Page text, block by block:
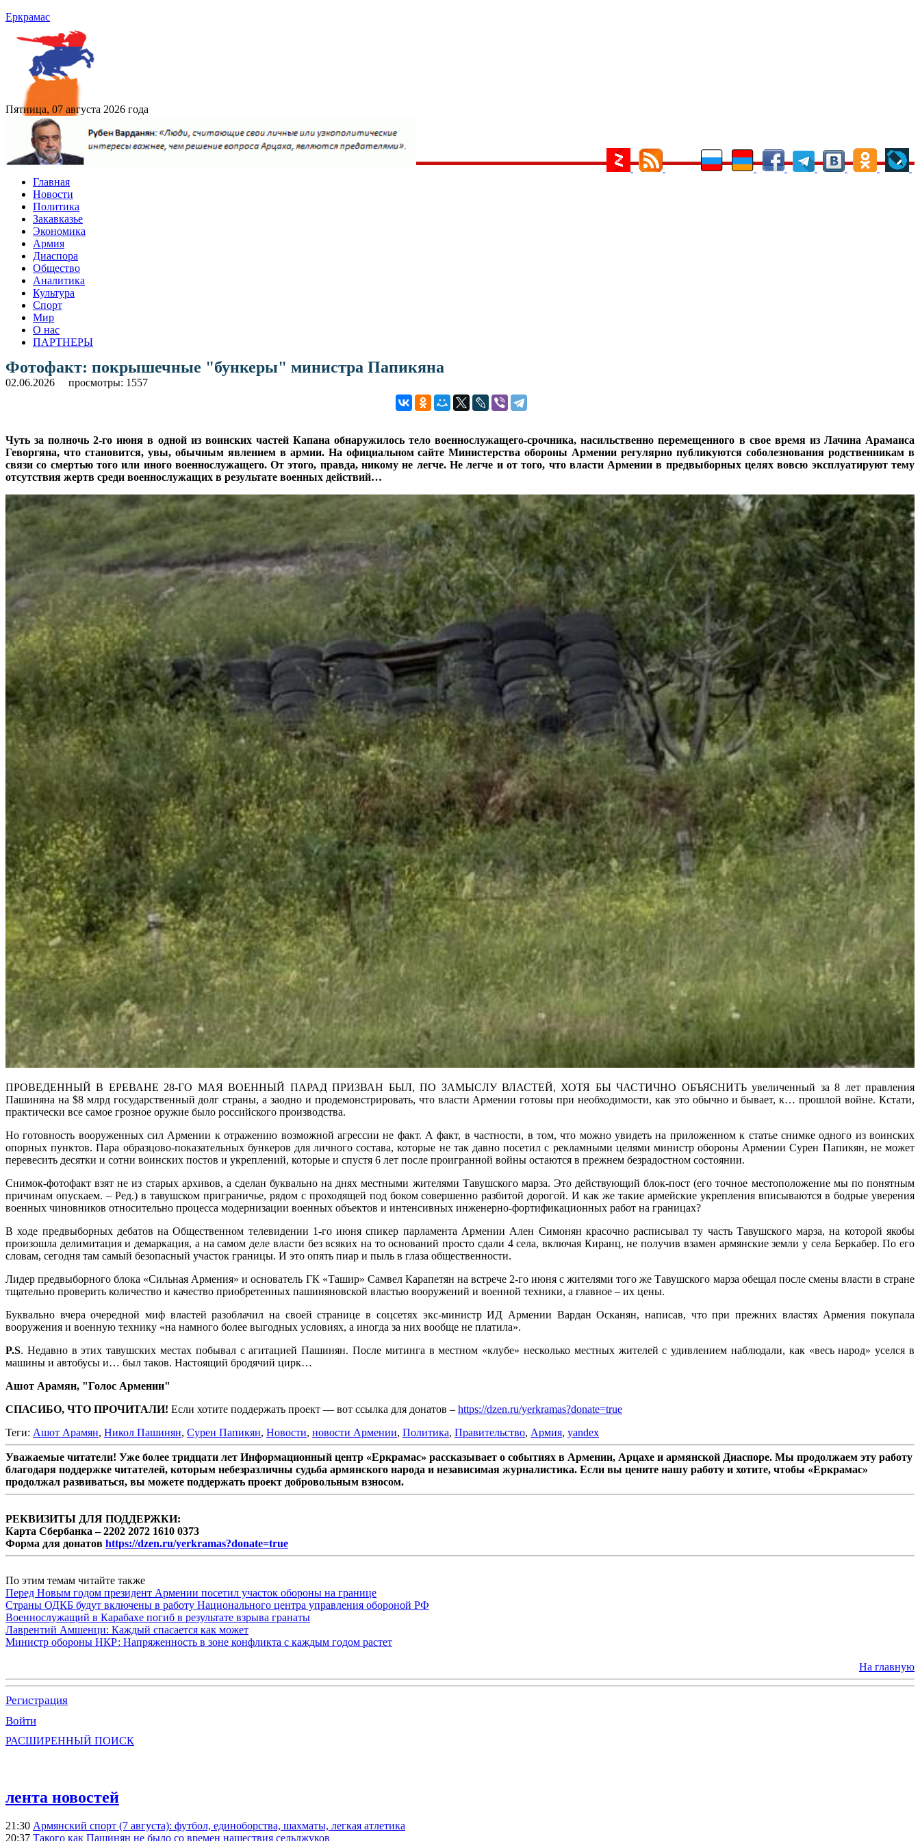
Еркрамас
Пятница, 07 августа 2026 года
Главная
Новости
Политика
Закавказье
Экономика
Армия
Диаспора
Общество
Аналитика
Культура
Спорт
Мир
О нас
ПАРТНЕРЫ
Фотофакт: покрышечные "бункеры" министра Папикяна
02.06.2026 просмотры: 1557
Чуть за полночь 2-го июня в одной из воинских частей Капана обнаружилось тело военнослужащего-срочника, насильственно перемещенного в свое время из Лачина Арамаиса
Геворгяна, что становится, увы, обычным явлением в армии. На официальном сайте Министерства обороны Армении регулярно публикуются соболезнования родственникам в
связи со смертью того или иного военнослужащего. От этого, правда, никому не легче. Не легче и от того, что власти Армении в предвыборных целях вовсю эксплуатируют тему
отсутствия жертв среди военнослужащих в результате военных действий…
ПРОВЕДЕННЫЙ В ЕРЕВАНЕ 28-ГО МАЯ ВОЕННЫЙ ПАРАД ПРИЗВАН БЫЛ, ПО ЗАМЫСЛУ ВЛАСТЕЙ, ХОТЯ БЫ ЧАСТИЧНО ОБЪЯСНИТЬ увеличенный за 8 лет правления
Пашиняна на $8 млрд государственный долг страны, а заодно и продемонстрировать, что власти Армении готовы при необходимости, как это обычно и бывает, к… прошлой войне. Кстати,
практически все самое грозное оружие было российского производства.
Но готовность вооруженных сил Армении к отражению возможной агрессии не факт. А факт, в частности, в том, что можно увидеть на приложенном к статье снимке одного из воинских
опорных пунктов. Пара образцово-показательных бункеров для личного состава, которые не так давно посетил с рекламными целями министр обороны Армении Сурен Папикян, не может
перевесить десятки и сотни воинских постов и укреплений, которые и спустя 6 лет после проигранной войны остаются в прежнем безрадостном состоянии.
Снимок-фотофакт взят не из старых архивов, а сделан буквально на днях местными жителями Тавушского марза. Это действующий блок-пост (его точное местоположение мы по понятным
причинам опускаем. – Ред.) в тавушском приграничье, рядом с проходящей под боком совершенно разбитой дорогой. И как же такие армейские укрепления вписываются в бодрые уверения
военных чиновников относительно процесса модернизации военных объектов и интенсивных инженерно-фортификационных работ на границах?
В ходе предвыборных дебатов на Общественном телевидении 1-го июня спикер парламента Армении Ален Симонян красочно расписывал ту часть Тавушского марза, на которой якобы
произошла делимитация и демаркация, а на самом деле власти без всяких на то оснований просто сдали 4 села, включая Киранц, не получив взамен армянские земли у села Беркабер. По его
словам, сегодня там самый безопасный участок границы. И это опять пиар и пыль в глаза общественности.
Лидер предвыборного блока «Сильная Армения» и основатель ГК «Ташир» Самвел Карапетян на встрече 2-го июня с жителями того же Тавушского марза обещал после смены власти в стране
тщательно проверить количество и качество приобретенных пашиняновской властью вооружений и военной техники, а главное – их цены.
Буквально вчера очередной миф властей разоблачил на своей странице в соцсетях экс-министр ИД Армении Вардан Осканян, написав, что при прежних властях Армения покупала
вооружения и военную технику «на намного более выгодных условиях, а иногда за них вообще не платила».
P.S. Недавно в этих тавушских местах побывал с агитацией Пашинян. После митинга в местном «клубе» несколько местных жителей с удивлением наблюдали, как «весь народ» уселся в
машины и автобусы и… был таков. Настоящий бродячий цирк…
Ашот Арамян, "Голос Армении"
СПАСИБО, ЧТО ПРОЧИТАЛИ! Если хотите поддержать проект — вот ссылка для донатов – https://dzen.ru/yerkramas?donate=true
Теги: Ашот Арамян, Никол Пашинян, Сурен Папикян, Новости, новости Армении, Политика, Правительство, Армия, yandex
Уважаемые читатели! Уже более тридцати лет Информационный центр «Еркрамас» рассказывает о событиях в Армении, Арцахе и армянской Диаспоре. Мы продолжаем эту работу
благодаря поддержке читателей, которым небезразличны судьба армянского народа и независимая журналистика. Если вы цените нашу работу и хотите, чтобы «Еркрамас»
продолжал развиваться, вы можете поддержать проект добровольным взносом.
РЕКВИЗИТЫ ДЛЯ ПОДДЕРЖКИ:
Карта Сбербанка – 2202 2072 1610 0373
Форма для донатов https://dzen.ru/yerkramas?donate=true
По этим темам читайте также
Перед Новым годом президент Армении посетил участок обороны на границе
Страны ОДКБ будут включены в работу Национального центра управления обороной РФ
Военнослужащий в Карабахе погиб в результате взрыва гранаты
Лаврентий Амшенци: Каждый спасается как может
Министр обороны НКР: Напряженность в зоне конфликта с каждым годом растет
На главную
Регистрация
Войти
РАСШИРЕННЫЙ ПОИСК
лента новостей
21:30 Армянский спорт (7 августа): футбол, единоборства, шахматы, легкая атлетика
20:37 Такого как Пашинян не было со времен нашествия сельджуков